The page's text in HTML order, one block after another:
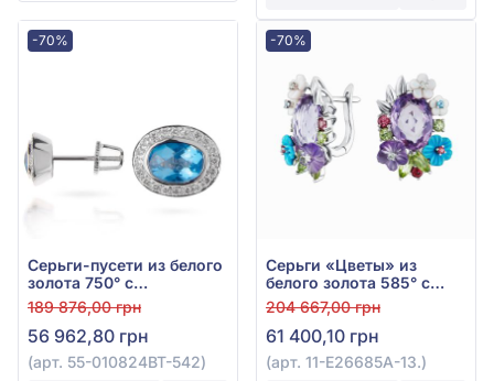
-70%
Серьги-пусети из белого
золота 750° с
бриллиантом 0,24ct и
топазом Swiss Blue 2ct,
арт. 55-010824BT-542
189 876,00 грн
56 962,80 грн
(арт. 55-010824BT-542)
-70%
Серьги «Цветы» из
белого золота 585° с
бриллиантом 0,05ct,
топазом Sky Blue 0,04ct,
аметистом 6,98ct,
гранатом родолит
0,39ct, бирюзой 0,66ct,
204 667,00 грн
61 400,10 грн
(арт. 11-Е26685А-13.)